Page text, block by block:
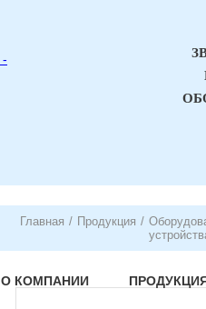
О КОМПАНИИ
Главная / Продукция /